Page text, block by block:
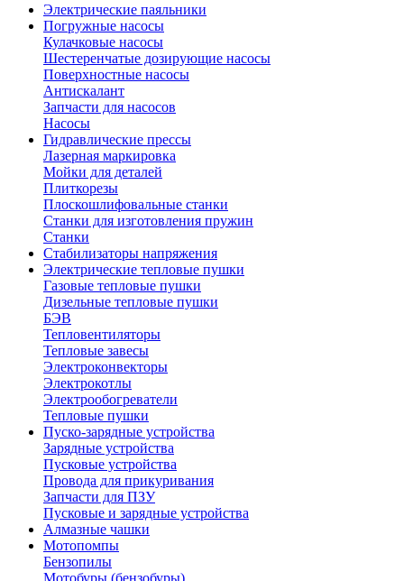
Электрические паяльники
Погружные насосы
Кулачковые насосы
Шестеренчатые дозирующие насосы
Поверхностные насосы
Антискалант
Запчасти для насосов
Насосы
Гидравлические прессы
Лазерная маркировка
Мойки для деталей
Плиткорезы
Плоскошлифовальные станки
Станки для изготовления пружин
Станки
Стабилизаторы напряжения
Электрические тепловые пушки
Газовые тепловые пушки
Дизельные тепловые пушки
БЭВ
Тепловентиляторы
Тепловые завесы
Электроконвекторы
Электрокотлы
Электрообогреватели
Тепловые пушки
Пуско-зарядные устройства
Зарядные устройства
Пусковые устройства
Провода для прикуривания
Запчасти для ПЗУ
Пусковые и зарядные устройства
Алмазные чашки
Мотопомпы
Бензопилы
Мотобуры (бензобуры)